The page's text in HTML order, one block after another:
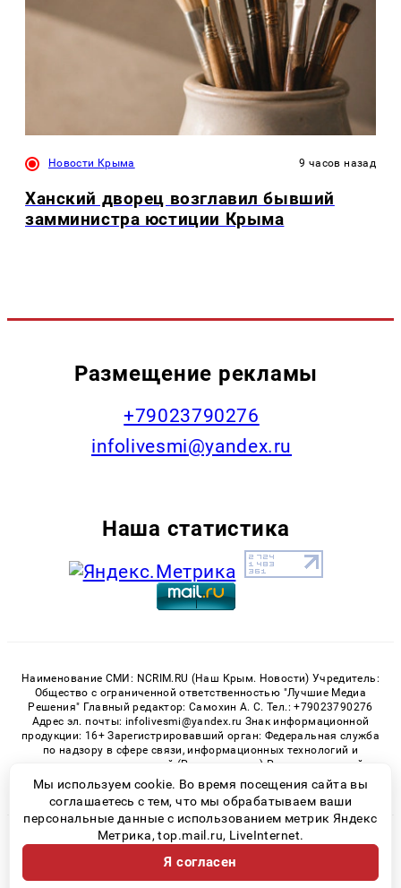
Новости Крыма 9 часов назад
Ханский дворец возглавил бывший
замминистра юстиции Крыма
Размещение рекламы
+79023790276
infolivesmi@yandex.ru
Наша статистика
Наименование СМИ: NCRIM.RU (Наш Крым. Новости) Учредитель:
Общество с ограниченной ответственностью "Лучшие Медиа
Решения" Главный редактор: Самохин А. С. Тел.: +79023790276
Адрес эл. почты: infolivesmi@yandex.ru Знак информационной
продукции: 16+ Зарегистрировавший орган: Федеральная служба
по надзору в сфере связи, информационных технологий и
массовых коммуникаций (Роскомнадзор) Регистрационный
номер СМИ ЭЛ № ФС 77 - 81150 от 02.06.2021
© 2026 «nCrim.ru» | Все права защищены
Возрастная категория сайта 16+
Политика конфиденциальности
Мы используем cookie. Во время посещения сайта вы
соглашаетесь с тем, что мы обрабатываем ваши
персональные данные с использованием метрик Яндекс
Метрика, top.mail.ru, LiveInternet.
Я согласен